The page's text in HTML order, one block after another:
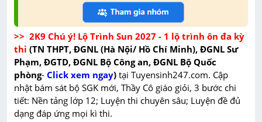
>>  2K9 Chú ý! Lộ Trình Sun 2027 - 1 lộ trình ôn đa kỳ
thi (TN THPT, ĐGNL (Hà Nội/ Hồ Chí Minh), ĐGNL Sư
Phạm, ĐGTD, ĐGNL Bộ Công an, ĐGNL Bộ Quốc
phòng- Click xem ngay) tại Tuyensinh247.com. Cập
nhật bám sát bộ SGK mới, Thầy Cô giáo giỏi, 3 bước chi
tiết: Nền tảng lớp 12; Luyện thi chuyên sâu; Luyện đề đủ
dạng đáp ứng mọi kì thi.